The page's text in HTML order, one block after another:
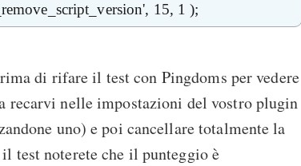
15, 1 );
di rifare il test con Pingdoms per vedere
nelle impostazioni del vostro plugin
uno) e poi cancellare totalmente la
test noterete che il punteggio è